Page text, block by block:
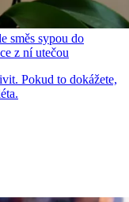
směs sypou do
z ní utečou
Pokud to dokážete,